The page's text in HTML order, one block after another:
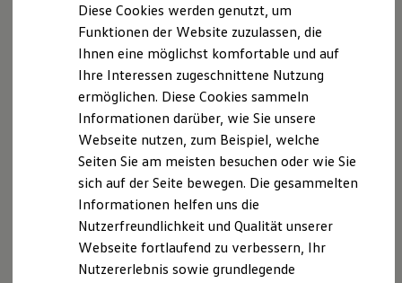
Für Privatkunden
Für Gewerbekunden
Leasing
Für Privatkunden
Für Gewerbekunden
Versicherungen & Garantien
Garantien
Kfz-Versicherung für Nutzfahrzeuge
Restschuldversicherung
Wartungsverträge
Besitzer & Service
Reparatur & Service
Sommer-Special
Reparatur, Pflege & Inspektion
Servicetermin anfragen
Service-Vorteile bei Volkswagen Nutzfahrzeuge
ServicePlus
Diese Cookies werden genutzt, um
Funktionen der Website zuzulassen, die
Ihnen eine möglichst komfortable und auf
Ihre Interessen zugeschnittene Nutzung
ermöglichen. Diese Cookies sammeln
Informationen darüber, wie Sie unsere
Webseite nutzen, zum Beispiel, welche
Seiten Sie am meisten besuchen oder wie Sie
sich auf der Seite bewegen. Die gesammelten
Informationen helfen uns die
Nutzerfreundlichkeit und Qualität unserer
Webseite fortlaufend zu verbessern, Ihr
Nutzererlebnis sowie grundlegende